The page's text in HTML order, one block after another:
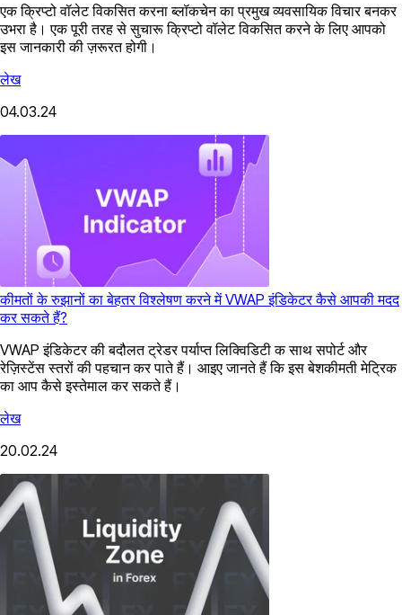
एक क्रिप्टो वॉलेट विकसित करना ब्लॉकचेन का प्रमुख व्यवसायिक विचार बनकर
उभरा है। एक पूरी तरह से सुचारू क्रिप्टो वॉलेट विकसित करने के लिए आपको
इस जानकारी की ज़रूरत होगी।
लेख
04.03.24
कीमतों के रुझानों का बेहतर विश्लेषण करने में VWAP इंडिकेटर कैसे आपकी मदद
कर सकते हैं?
VWAP इंडिकेटर की बदौलत ट्रेडर पर्याप्त लिक्विडिटी क साथ सपोर्ट और
रेज़िस्टेंस स्तरों की पहचान कर पाते हैं। आइए जानते हैं कि इस बेशकीमती मेट्रिक
का आप कैसे इस्तेमाल कर सकते हैं।
लेख
20.02.24